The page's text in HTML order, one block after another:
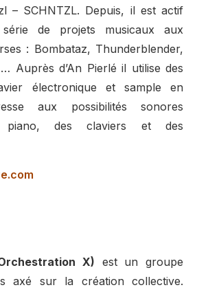
– SCHNTZL. Depuis, il est actif
de projets musicaux aux
: Bombataz, Thunderblender,
Auprès d’An Pierlé il utilise des
électronique et sample en
aux possibilités sonores
piano, des claviers et des
X) est un groupe
axé sur la création collective.